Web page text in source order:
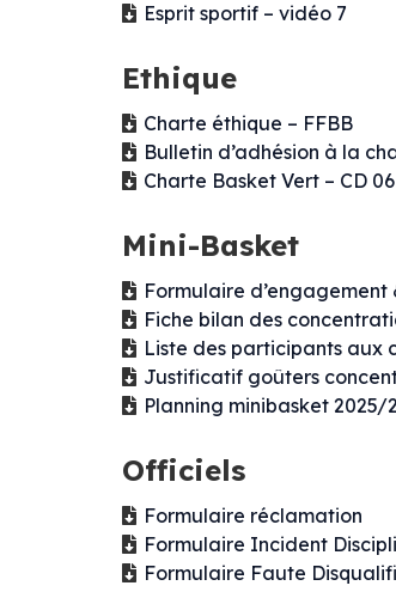
Esprit sportif – vidéo 7
Ethique
Charte éthique – FFBB
Bulletin d’adhésion à la
Charte Basket Vert – CD 06
Mini-Basket
Formulaire
Fiche bilan des
Liste des participants aux
Justificatif goûters
Planning minibasket 2025/
Officiels
Formulaire réclamation
Formulaire Incident
Formulaire Faute